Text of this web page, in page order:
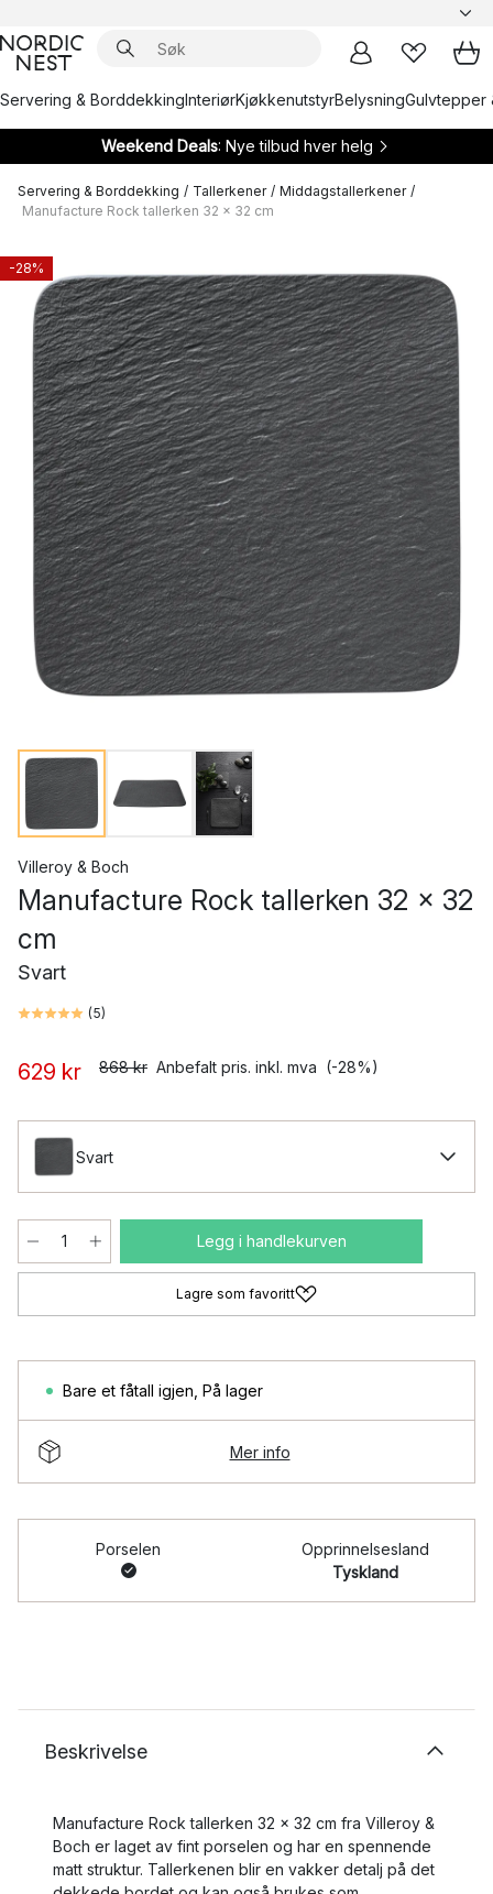
Servering & BorddekkingInteriørKjøkkenutstyrBelysningGulvtepper
Weekend Deals: Nye tilbud hver helg
Servering & Borddekking / Tallerkener / Middagstallerkener /
Manufacture Rock tallerken 32 x 32 cm
-28%
Villeroy & Boch
Manufacture Rock tallerken 32 x 32
cm
Svart
(5)
629 kr 868 kr Anbefalt pris. inkl. mva (-28%)
Svart
Legg i handlekurven
Lagre som favoritt
Bare et fåtall igjen På lager
Mer info
Porselen
Opprinnelsesland
Tyskland
Beskrivelse
Manufacture Rock tallerken 32 x 32 cm fra Villeroy &
Boch er laget av fint porselen og har en spennende
matt struktur. Tallerkenen blir en vakker detalj på det